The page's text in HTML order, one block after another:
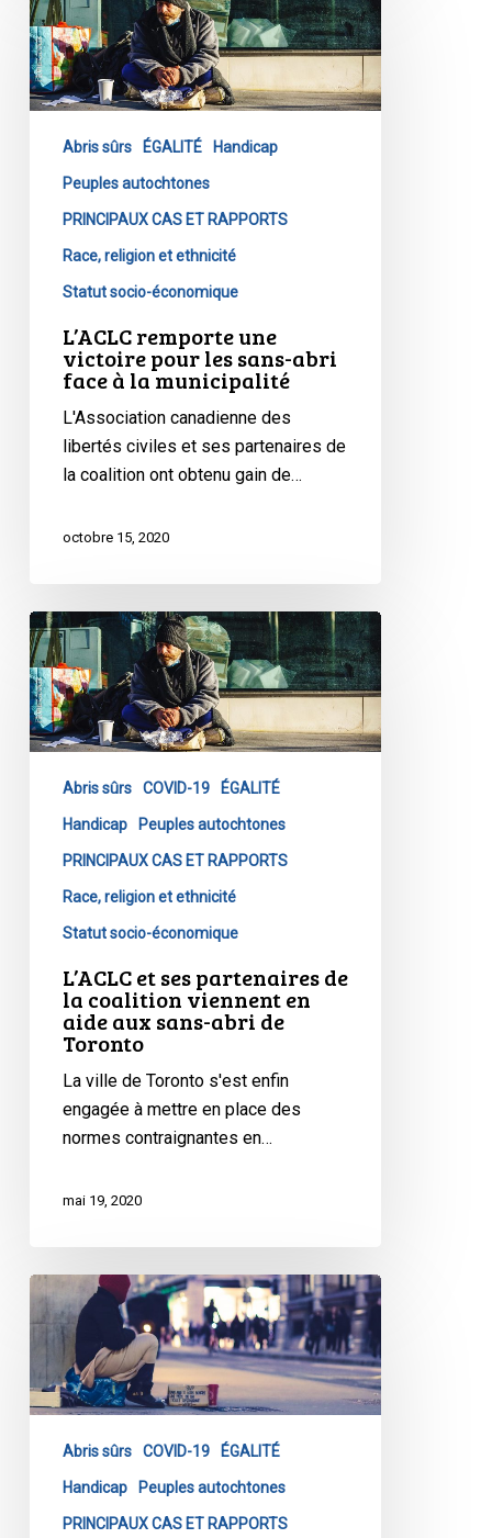
remporte
une
victoire
pour
sans-
municipalité
Abris sûrs ÉGALITÉ Handicap
Peuples autochtones
PRINCIPAUX CAS ET RAPPORTS
Race, religion et ethnicité
Statut socio-économique
L’ACLC remporte une
victoire pour les sans-abri
face à la municipalité
L'Association canadienne des
libertés civiles et ses partenaires de
la coalition ont obtenu gain de…
octobre 15, 2020
L’ACLC
et
ses
partenaires
de
coalition
viennent
sans-
Toronto
Abris sûrs COVID-19 ÉGALITÉ
Handicap Peuples autochtones
PRINCIPAUX CAS ET RAPPORTS
Race, religion et ethnicité
Statut socio-économique
L’ACLC et ses partenaires de
la coalition viennent en
aide aux sans-abri de
Toronto
La ville de Toronto s'est enfin
engagée à mettre en place des
normes contraignantes en…
mai 19, 2020
L’ACLC
défend
sans-
abri
TorontoAbris sûrs COVID-19 ÉGALITÉ
Handicap Peuples autochtones
PRINCIPAUX CAS ET RAPPORTS